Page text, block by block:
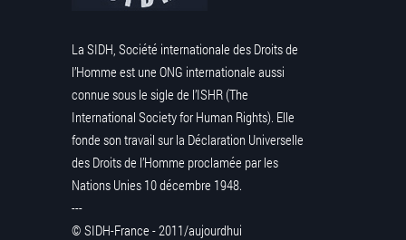
La SIDH, Société internationale des Droits de
l’Homme est une ONG internationale aussi
connue sous le sigle de l’ISHR (The
International Society for Human Rights). Elle
fonde son travail sur la Déclaration Universelle
des Droits de l’Homme proclamée par les
Nations Unies 10 décembre 1948.
---
© SIDH-France - 2011/aujourdhui